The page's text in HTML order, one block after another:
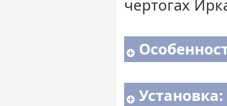
чертогах
Установка: